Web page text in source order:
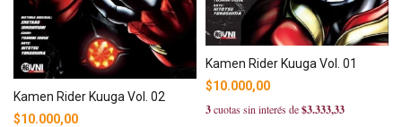
Kamen Rider Kuuga Vol. 02
$10.000,00
Kamen Rider Kuuga Vol. 01
$10.000,00
3cuotas sin interés de$3.333,33